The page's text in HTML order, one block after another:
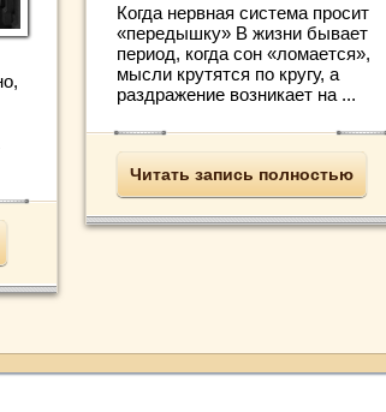
Когда нервная система просит
«передышку» В жизни бывает
период, когда сон «ломается»,
мысли крутятся по кругу, а
раздражение возникает на ...
Читать запись полностью